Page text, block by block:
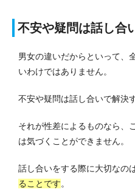
不安や疑問は話し合
男女の違いだからといって、
いわけではありません。
不安や疑問は話し合いで解決
それが性差によるものなら、
は気づくことができません。
話し合いをする際に大切なのは
ることです。